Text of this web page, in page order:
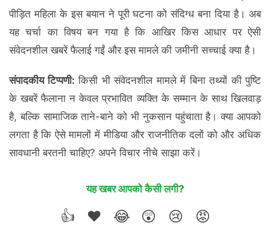
पीड़ित महिला के इस बयान ने पूरी घटना को संदिग्ध बना दिया है। अब
यह चर्चा का विषय बन गया है कि आखिर किस आधार पर ऐसी
संवेदनशील खबरें फैलाई गईं और इस मामले की जमीनी सच्चाई क्या है।
संपादकीय टिप्पणी: किसी भी संवेदनशील मामले में बिना तथ्यों की पुष्टि
के खबरें फैलाना न केवल प्रभावित व्यक्ति के सम्मान के साथ खिलवाड़
है, बल्कि सामाजिक ताने-बाने को भी नुकसान पहुंचाता है। क्या आपको
लगता है कि ऐसे मामलों में मीडिया और राजनीतिक दलों को और अधिक
सावधानी बरतनी चाहिए? अपने विचार नीचे साझा करें।
यह खबर आपको कैसी लगी?
👍 ❤️ 😂 😲 😢 😡